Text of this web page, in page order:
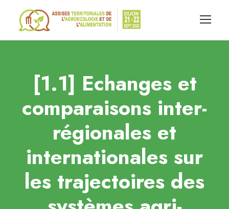
[1.1] Echanges et
comparaisons inter-
régionales et
internationales sur
les trajectoires des